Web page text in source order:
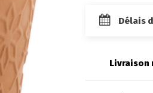
Délais
Livraison